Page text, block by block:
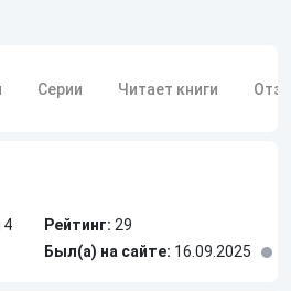
Серии Читает книги
Рейтинг: 29
Был(а) на сайте: 16.09.2025